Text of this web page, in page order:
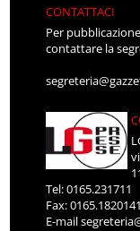
CONTATTACI
Per
contattare la
Tel: 0165.231711
Fax: 0165.1820141
E-mail